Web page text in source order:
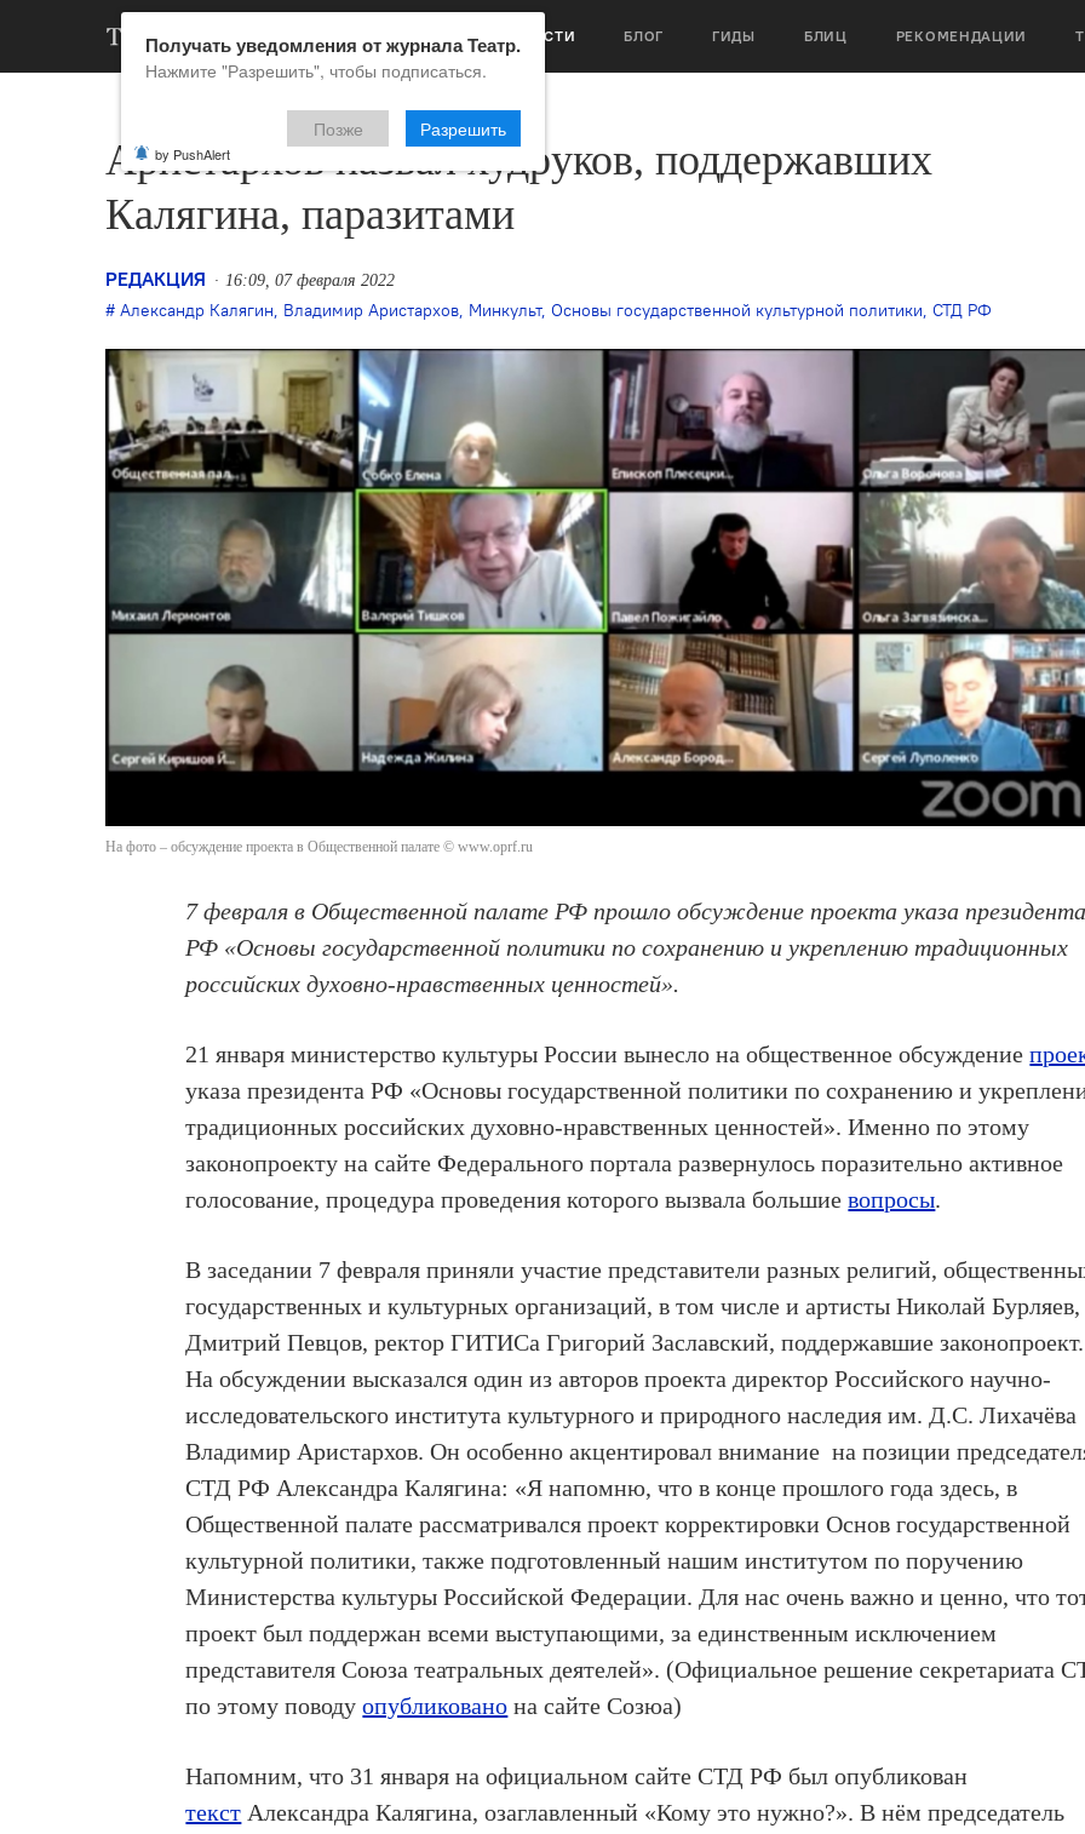
НОВОСТИ БЛОГ ГИДЫ БЛИЦ РЕКОМЕНДАЦИИ
Аристархов назвал худруков, поддержавших
Калягина, паразитами
РЕДАКЦИЯ 16:09, 07 февраля 2022
Александр Калягин, Владимир Аристархов, Минкульт, Основы государственной культурной политики, СТД РФ
На фото – обсуждение проекта в Общественной палате © www.oprf.ru
7 февраля в Общественной палате РФ прошло обсуждение проекта указа
РФ «Основы государственной политики по сохранению и укреплению традиционных
российских духовно-нравственных ценностей».
21 января министерство культуры России вынесло на общественное обсуждение
указа президента РФ «Основы государственной политики по сохранению и
традиционных российских духовно-нравственных ценностей». Именно по этому
законопроекту на сайте Федерального портала развернулось поразительно активное
голосование, процедура проведения которого вызвала большиевопросы.
В заседании 7 февраля приняли участие представители разных религий,
государственных и культурных организаций, в том числе и артисты Николай Бурляев,
Дмитрий Певцов, ректор ГИТИСа Григорий Заславский, поддержавшие законопроект.
На обсуждении высказался один из авторов проекта директор Российского научно-
исследовательского института культурного и природного наследия им. Д.С. Лихачёва
Владимир Аристархов. Он особенно акцентировал внимание на позиции
СТД РФ Александра Калягина: «Я напомню, что в конце прошлого года здесь, в
Общественной палате рассматривался проект корректировки Основ государственной
культурной политики, также подготовленный нашим институтом по поручению
Министерства культуры Российской Федерации. Для нас очень важно и ценно, что
проект был поддержан всеми выступающими, за единственным исключением
представителя Союза театральных деятелей». (Официальное решение секретариата
по этому поводуопубликовано на сайте Созюа)
Напомним, что 31 января на официальном сайте СТД РФ был опубликован
текст Александра Калягина, озаглавленный «Кому это нужно?». В нём председатель
Получать уведомления от журнала Театр.
Нажмите "Разрешить", чтобы подписаться.
Позже Разрешить
by PushAlert